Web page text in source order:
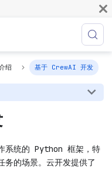
绍 基于 CrewAI 开发
系统的 Python 框架，特
务的场景。云开发提供了